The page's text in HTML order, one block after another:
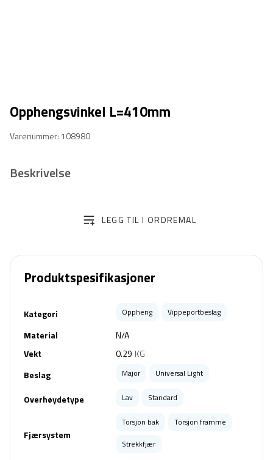
Opphengsvinkel L=410mm
Varenummer: 108980
Beskrivelse
LEGG TIL I ORDREMAL
Produktspesifikasjoner
Kategori Oppheng Vippeportbeslag
Material
N/A
Vekt
0.29 KG
Beslag
Major Universal Light
Overhøydetype Lav Standard
Fjærsystem
Torsjon bak
Torsjon framme
Strekkfjær